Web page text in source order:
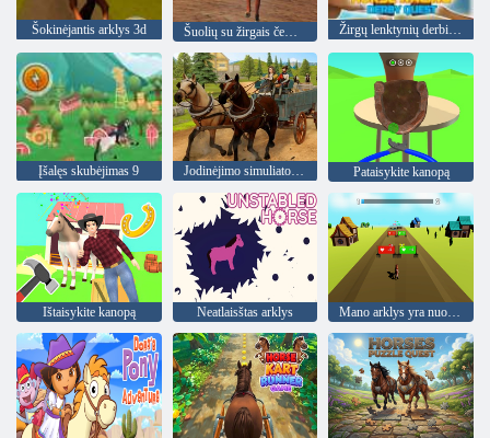
Šokinėjantis arklys 3d Šuolių su žirgais čempionai Žirgų lenktynių derbio ieškojimas
Įšalęs skubėjimas 9 Jodinėjimo simuliatorius Pataisykite kanopą
Ištaisykite kanopą Neatlaisštas arklys Mano arklys yra nuostabus